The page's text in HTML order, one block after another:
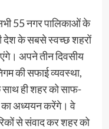
55 नगर पालिकाओं के
देश के सबसे स्वच्छ शहरों
अपने तीन दिवसीय
की सफाई व्यवस्था,
ही शहर को साफ-
का अध्ययन करेंगे। वे
से संवाद कर शहर को